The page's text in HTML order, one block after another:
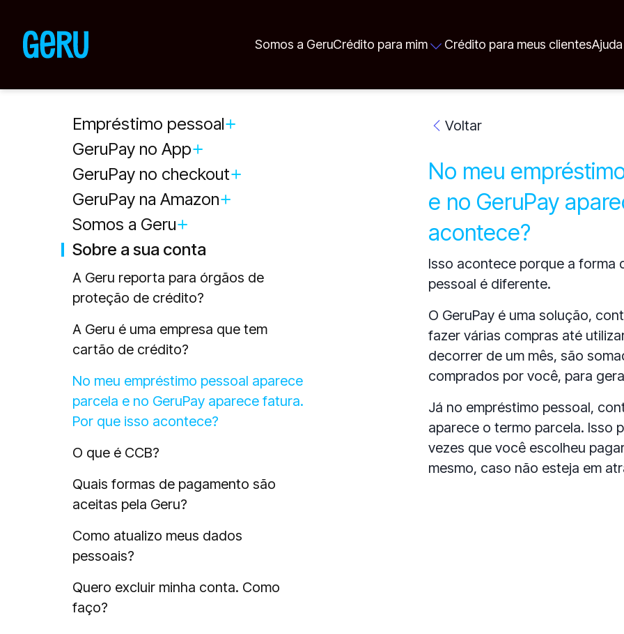
Somos a GeruCrédito para mim Crédito para meus clientesAjuda
Voltar
Empréstimo pessoal
GeruPay no App
GeruPay no checkout
GeruPay na Amazon
Somos a Geru
Sobre a sua conta
A Geru reporta para órgãos de
proteção de crédito?
A Geru é uma empresa que tem
cartão de crédito?
No meu empréstimo pessoal aparece
parcela e no GeruPay aparece fatura.
Por que isso acontece?
O que é CCB?
Quais formas de pagamento são
aceitas pela Geru?
Como atualizo meus dados
pessoais?
Quero excluir minha conta. Como
faço?
No meu
e no GeruPay
acontece?
Isso acontece porque a forma
pessoal é diferente.
O GeruPay é uma solução,
fazer várias compras até
decorrer de um mês, são
comprados por você, para
Já no empréstimo pessoal,
aparece o termo parcela. Isso
vezes que você escolheu
mesmo, caso não esteja em